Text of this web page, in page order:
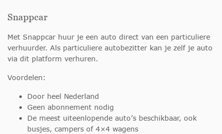
Snappcar
Met Snappcar huur je een auto direct van een particuliere
verhuurder. Als particuliere autobezitter kan je zelf je auto
via dit platform verhuren.
Voordelen:
Door heel Nederland
Geen abonnement nodig
De meest uiteenlopende auto’s beschikbaar, ook
busjes, campers of 4×4 wagens